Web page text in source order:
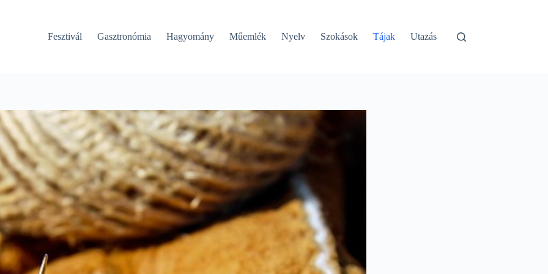
Fesztivál Gasztronómia Hagyomány Műemlék Nyelv Szokások Tájak Utazás